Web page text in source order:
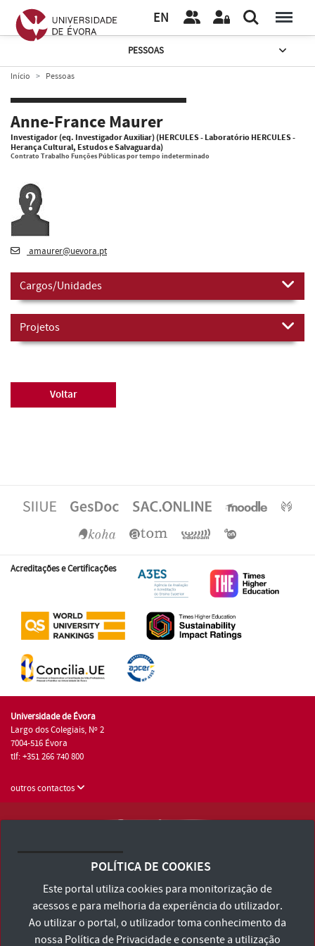
EN
PESSOAS
Início Pessoas
Anne-France Maurer
Investigador (eq. Investigador Auxiliar) (HERCULES - Laboratório HERCULES -
Herança Cultural, Estudos e Salvaguarda)
Contrato Trabalho Funções Públicas por tempo indeterminado
amaurer@uevora.pt
Cargos/Unidades
Projetos
Voltar
Acreditações e Certificações
Universidade de Évora
Largo dos Colegiais, Nº 2
7004-516 Évora
tlf: +351 266 740 800
outros contactos
Consulte os Termos e Condições e Política de Privacidade
Declaração de Acessibilidade
POLÍTICA DE COOKIES
Este portal utiliza cookies para monitorização de
acessos e para melhoria da experiência do utilizador.
Ao utilizar o portal, o utilizador toma conhecimento da
nossa Política de Privacidadee consente a utilização